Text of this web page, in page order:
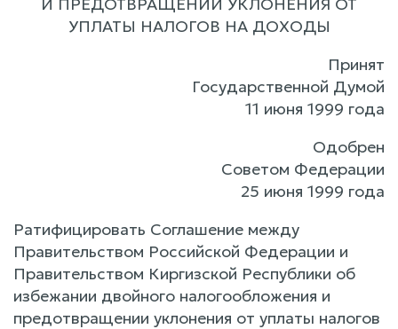
УПЛАТЫ НАЛОГОВ НА ДОХОДЫ
Принят
Государственной Думой
11 июня 1999 года
Одобрен
Советом Федерации
25 июня 1999 года
Ратифицировать Соглашение между
Правительством Российской Федерации и
Правительством Киргизской Республики об
избежании двойного налогообложения и
предотвращении уклонения от уплаты налогов